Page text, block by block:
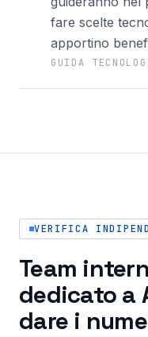
fare scelte
apportino
GUIDA
VERIFICA
Team
dedicato a
dare i